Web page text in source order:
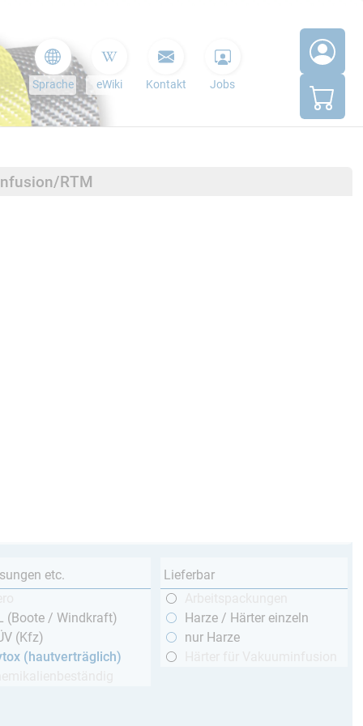
Sprache eWiki Kontakt Jobs
RTM
etc.
(Boote / Windkraft)
(Kfz)
(hautverträglich)
Lieferbar
Harze / Härter einzeln
nur Harze